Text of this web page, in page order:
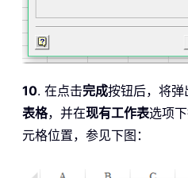
10. 在点击完成按钮后，将弹
表格，并在现有工作表选项
元格位置，参见下图：